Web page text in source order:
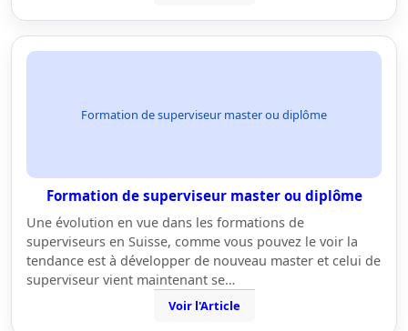
Formation de superviseur master ou diplôme
Formation de superviseur master ou diplôme
Une évolution en vue dans les formations de
superviseurs en Suisse, comme vous pouvez le voir la
tendance est à développer de nouveau master et celui de
superviseur vient maintenant se…
Voir l'Article